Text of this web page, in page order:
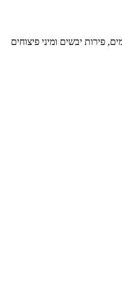
פירות יבשים ומיני פיצוחים